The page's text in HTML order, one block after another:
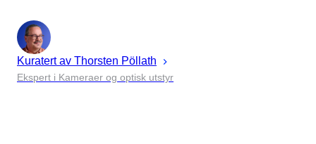
Kuratert av Thorsten Pöllath
Ekspert i Kameraer og optisk utstyr